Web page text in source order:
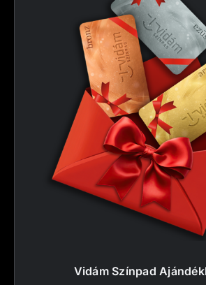
Vidám Színpad